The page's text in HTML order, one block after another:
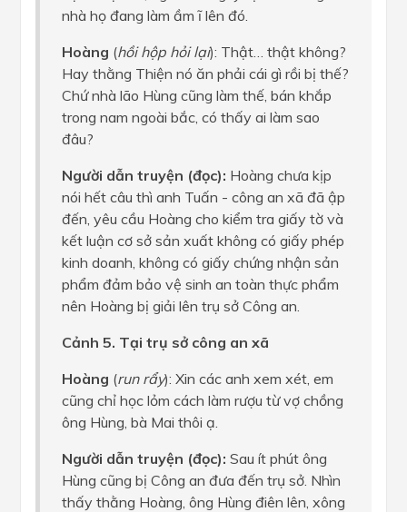
nhà họ đang làm ầm ĩ lên đó.
Hoàng (hồi hộp hỏi lại): Thật… thật không?
Hay thằng Thiện nó ăn phải cái gì rồi bị thế?
Chứ nhà lão Hùng cũng làm thế, bán khắp
trong nam ngoài bắc, có thấy ai làm sao
đâu?
Người dẫn truyện (đọc): Hoàng chưa kịp
nói hết câu thì anh Tuấn - công an xã đã ập
đến, yêu cầu Hoàng cho kiểm tra giấy tờ và
kết luận cơ sở sản xuất không có giấy phép
kinh doanh, không có giấy chứng nhận sản
phẩm đảm bảo vệ sinh an toàn thực phẩm
nên Hoàng bị giải lên trụ sở Công an.
Cảnh 5. Tại trụ sở công an xã
Hoàng (run rẩy): Xin các anh xem xét, em
cũng chỉ học lỏm cách làm rượu từ vợ chồng
ông Hùng, bà Mai thôi ạ.
Người dẫn truyện (đọc): Sau ít phút ông
Hùng cũng bị Công an đưa đến trụ sở. Nhìn
thấy thằng Hoàng, ông Hùng điên lên, xông